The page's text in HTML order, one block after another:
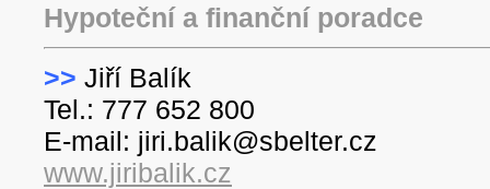
Hypoteční a finanční poradce
>> Jiří Balík
Tel.: 777 652 800
E-mail: jiri.balik@sbelter.cz
www.jiribalik.cz